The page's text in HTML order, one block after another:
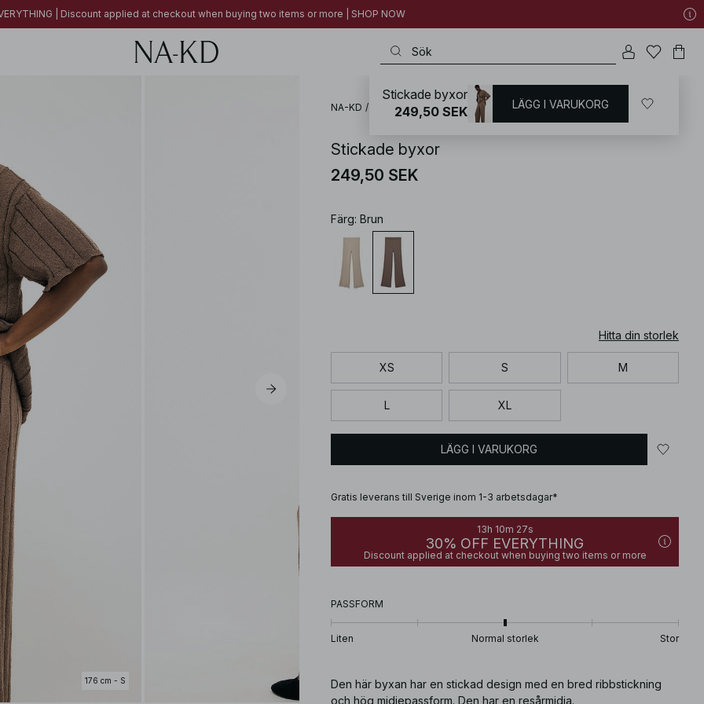
| Discount applied at checkout when buying two items or more | SHOP NOW
176 cm - S
NA-KD / Byxor / Stickade byxor
Stickade byxor
249,50 SEK
Färg: Brun
Hitta din storlek
XS S M
L XL
LÄGG I VARUKORG
Gratis leverans till Sverige inom 1-3 arbetsdagar*
13h 10m 26s
30% OFF EVERYTHING
Discount applied at checkout when buying two items or more
PASSFORM
Liten Normal storlek Stor
Den här byxan har en stickad design med en bred ribbstickning
och hög midjepassform. Den har en resårmidja.
Stickade byxor
249,50 SEK
LÄGG I VARUKORG